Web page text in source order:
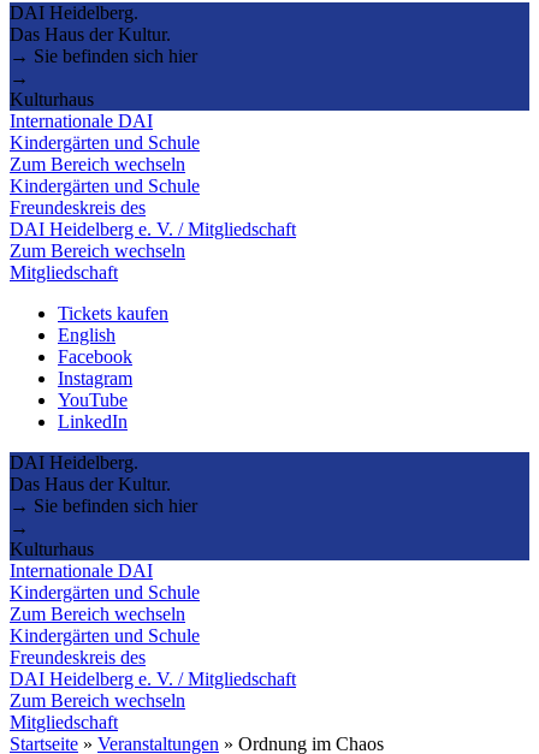
DAI Heidelberg.
Das Haus der Kultur.
→ Sie befinden sich hier
→
Kulturhaus
Internationale DAI
Kindergärten und Schule
Zum Bereich wechseln
Kindergärten und Schule
Freundeskreis des
DAI Heidelberg e. V. / Mitgliedschaft
Zum Bereich wechseln
Mitgliedschaft
Tickets kaufen
English
Facebook
Instagram
YouTube
LinkedIn
DAI Heidelberg.
Das Haus der Kultur.
→ Sie befinden sich hier
→
Kulturhaus
Internationale DAI
Kindergärten und Schule
Zum Bereich wechseln
Kindergärten und Schule
Freundeskreis des
DAI Heidelberg e. V. / Mitgliedschaft
Zum Bereich wechseln
Mitgliedschaft
Startseite » Veranstaltungen » Ordnung im Chaos